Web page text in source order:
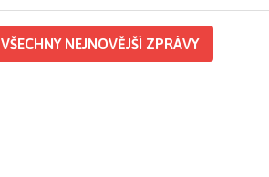
VŠECHNY NEJNOVĚJŠÍ ZPRÁVY